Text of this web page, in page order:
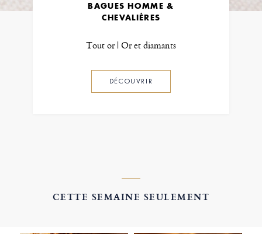
BAGUES HOMME &
CHEVALIÈRES
Tout or | Or et diamants
DÉCOUVRIR
CETTE SEMAINE SEULEMENT